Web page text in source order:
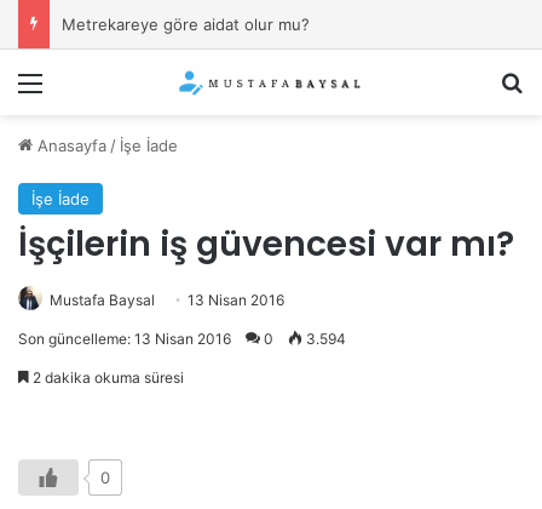
Metrekareye göre aidat olur mu?
Menü
Anasayfa / İşe İade
İşe İade
İşçilerin iş güvencesi var mı?
Mustafa Baysal 13 Nisan 2016
Son güncelleme: 13 Nisan 2016 0 3.594
2 dakika okuma süresi
0